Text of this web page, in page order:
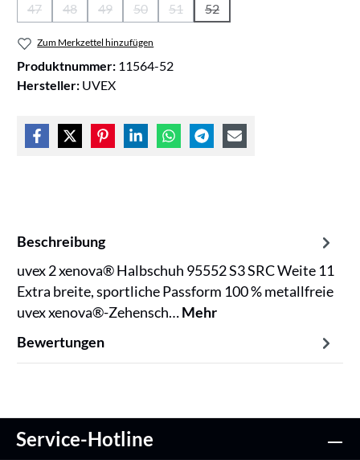
47
(Diese Option ist zurzeit nicht verfügbar.)
48
(Diese Option ist zurzeit nicht verfügbar.)
49
(Diese Option ist zurzeit nicht verfügbar.)
50
(Diese Option ist zurzeit nicht verfügbar.)
51
(Diese Option ist zurzeit nicht
52
(Diese Option ist zurzeit
Zum Merkzettel hinzufügen
Produktnummer: 11564-52
Hersteller: UVEX
Beschreibung
uvex 2 xenova® Halbschuh 95552 S3 SRC Weite 11
Extra breite, sportliche Passform 100 % metallfreie
uvex xenova®-Zehensch…Mehr
Bewertungen
Service-Hotline